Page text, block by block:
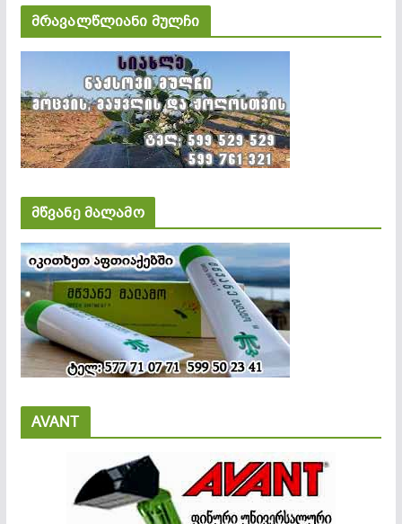
მრავალწლიანი მულჩი
მწვანე მალამო
AVANT